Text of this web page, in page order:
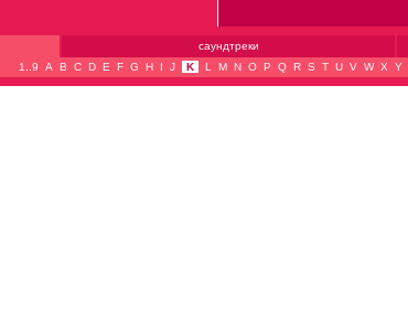
саундтреки
1..9
A B C D E F G H I J K L M N O P Q R S T U V W X Y